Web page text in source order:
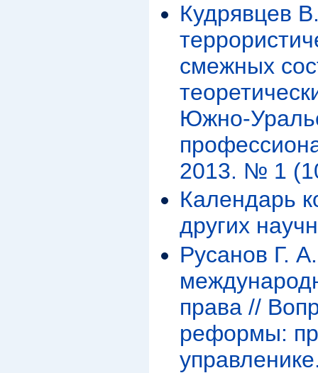
Кудрявцев
смежных
Южно-
2013. № 1
Календарь
других
Русанов Г.
права //
реформы: